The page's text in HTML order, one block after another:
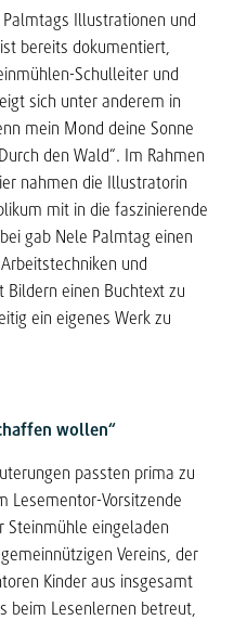
Illustrationen und
bereits dokumentiert,
Schulleiter und
sich unter anderem in
mein Mond deine Sonne
den Wald“. Im Rahmen
nahmen die Illustratorin
mit in die faszinierende
gab Nele Palmtag einen
und
einen Buchtext zu
ein eigenes Werk zu
wollen“
passten prima zu
Lesementor-Vorsitzende
Steinmühle eingeladen
Vereins, der
Kinder aus insgesamt
beim Lesenlernen betreut,